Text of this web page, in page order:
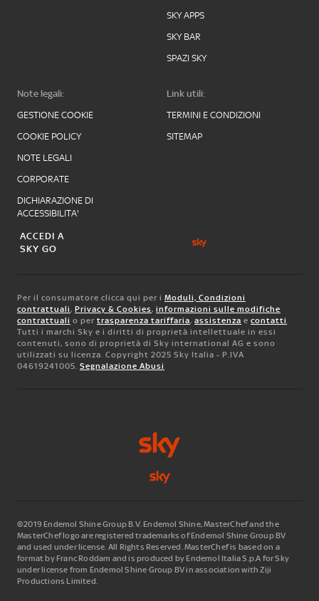
SKY APPS
SKY BAR
SPAZI SKY
Note legali:
GESTIONE COOKIE
COOKIE POLICY
NOTE LEGALI
CORPORATE
DICHIARAZIONE DI
ACCESSIBILITA'
Link utili:
TERMINI E CONDIZIONI
SITEMAP
ACCEDI A
SKY GO
Per il consumatore clicca qui per i Moduli, Condizioni
contrattuali , Privacy & Cookies, informazioni sulle modifiche
contrattuali o per trasparenza tariffaria, assistenza e contatti
Tutti i marchi Sky e i diritti di proprietà intellettuale in essi
contenuti, sono di proprietà di Sky international AG e sono
utilizzati su licenza. Copyright 2025 Sky Italia - P.IVA
04619241005. Segnalazione Abusi
©2019 Endemol Shine Group B.V. Endemol Shine, MasterChef and the
MasterChef logo are registered trademarks of Endemol Shine Group BV
and used under license. All Rights Reserved. MasterChef is based on a
format by Franc Roddam and is produced by Endemol Italia S.p.A for Sky
under license from Endemol Shine Group BV in association with Ziji
Productions Limited.